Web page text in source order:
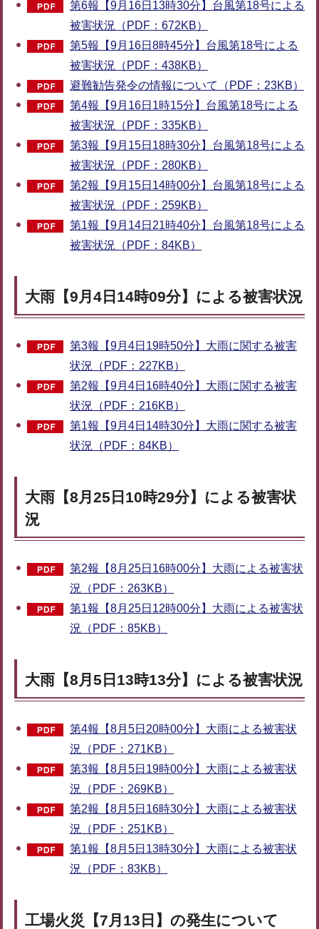
第6報【9月16日13時30分】台風第18号による
被害状況（PDF：672KB）
第5報【9月16日8時45分】台風第18号による
被害状況（PDF：438KB）
避難勧告発令の情報について（PDF：23KB）
第4報【9月16日1時15分】台風第18号による
被害状況（PDF：335KB）
第3報【9月15日18時30分】台風第18号による
被害状況（PDF：280KB）
第2報【9月15日14時00分】台風第18号による
被害状況（PDF：259KB）
第1報【9月14日21時40分】台風第18号による
被害状況（PDF：84KB）
大雨【9月4日14時09分】による被害状況
第3報【9月4日19時50分】大雨に関する被害
状況（PDF：227KB）
第2報【9月4日16時40分】大雨に関する被害
状況（PDF：216KB）
第1報【9月4日14時30分】大雨に関する被害
状況（PDF：84KB）
大雨【8月25日10時29分】による被害状
況
第2報【8月25日16時00分】大雨による被害状
況（PDF：263KB）
第1報【8月25日12時00分】大雨による被害状
況（PDF：85KB）
大雨【8月5日13時13分】による被害状況
第4報【8月5日20時00分】大雨による被害状
況（PDF：271KB）
第3報【8月5日19時00分】大雨による被害状
況（PDF：269KB）
第2報【8月5日16時30分】大雨による被害状
況（PDF：251KB）
第1報【8月5日13時30分】大雨による被害状
況（PDF：83KB）
工場火災【7月13日】の発生について